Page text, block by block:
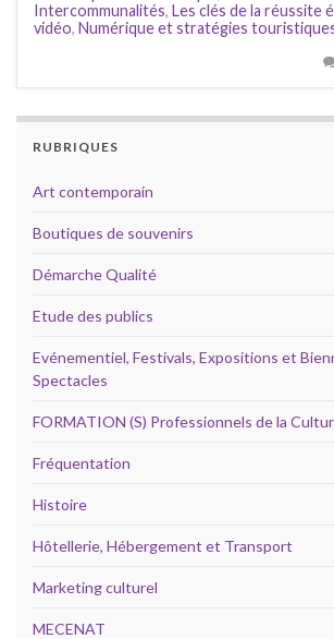
Intercommunalités, Les clés de la réussite
vidéo, Numérique et stratégies
RUBRIQUES
Art contemporain
Boutiques de souvenirs
Démarche Qualité
Etude des publics
Evénementiel, Festivals, Expositions et
Spectacles
FORMATION (S) Professionnels de la
Fréquentation
Histoire
Hôtellerie, Hébergement et Transport
Marketing culturel
MECENAT